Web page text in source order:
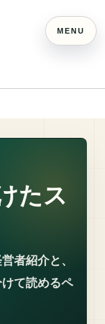
たス
者紹介と、
て読めるペ
MENU